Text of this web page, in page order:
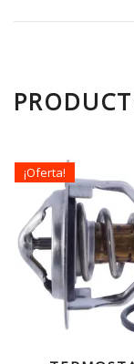
¡Oferta!